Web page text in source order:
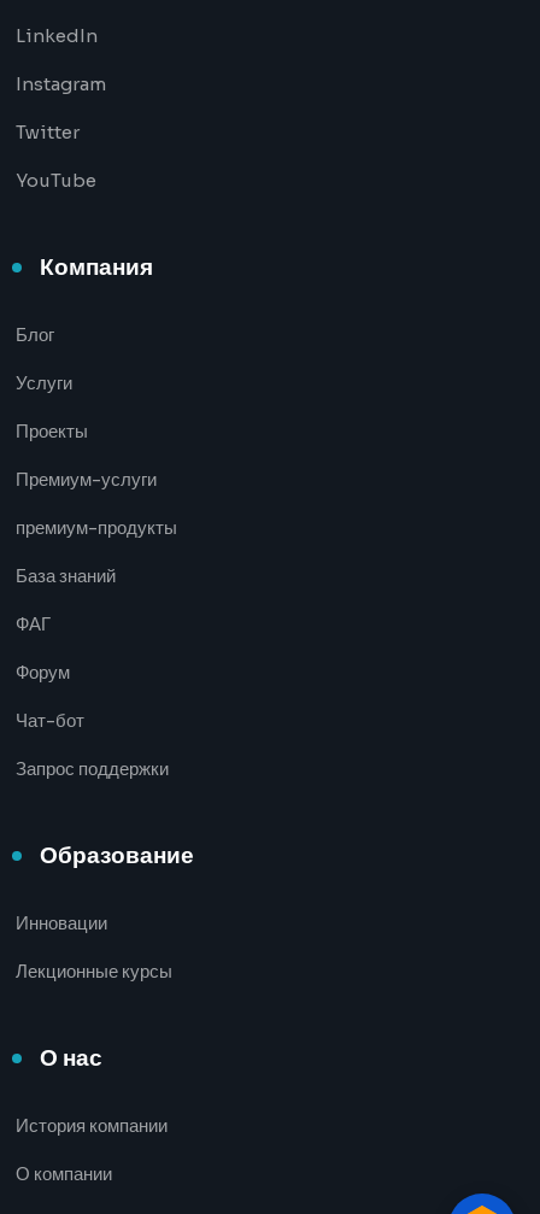
LinkedIn
Instagram
Twitter
YouTube
Компания
Блог
Услуги
Проекты
Премиум-услуги
премиум-продукты
База знаний
ФАГ
Форум
Чат-бот
Запрос поддержки
Образование
Инновации
Лекционные курсы
О нас
История компании
О компании